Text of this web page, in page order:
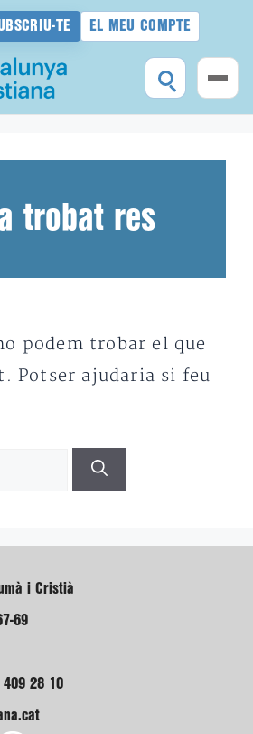
TE EL MEU COMPTE
trobat res
podem trobar el que
Potser ajudaria si feu
i Cristià
69
28 10